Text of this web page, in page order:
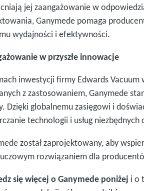
jej zaangażowanie w
Ganymede pomaga
wydajności i efektywności.
w przyszłe innowacje
inwestycji firmy Edwards
z zastosowaniem, Ganymede
Dzięki globalnemu zasięgowi i
technologii i usług
został zaprojektowany, aby
rozwiązaniem dla
się więcej o Ganymede poniżej i o